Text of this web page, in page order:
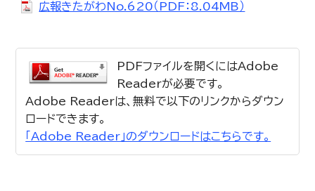
広報きたがわNo.620（PDF：8.04MB）
PDFファイルを開くにはAdobe
Readerが必要です。
Adobe Readerは、無料で以下のリンクからダウン
ロードできます。
「Adobe Reader」のダウンロードはこちらです。